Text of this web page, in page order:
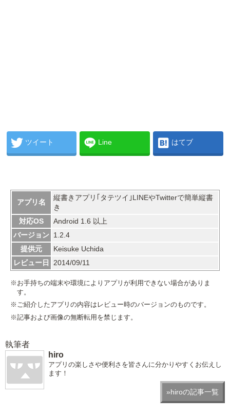
ツイート Line はてブ
アプリ名
縦書きアプリ｢タテツイ｣LINEやTwitterで簡単縦書
き
対応OS
Android 1.6 以上
バージョン
1.2.4
提供元
Keisuke Uchida
レビュー日
2014/09/11
※お手持ちの端末や環境によりアプリが利用できない場合がありま
す。
※ご紹介したアプリの内容はレビュー時のバージョンのものです。
※記事および画像の無断転用を禁じます。
執筆者
hiro
アプリの楽しさや便利さを皆さんに分かりやすくお伝えし
ます！
»hiroの記事一覧